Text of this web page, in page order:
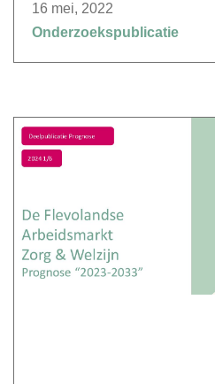
16 mei, 2022
Onderzoekspublicatie